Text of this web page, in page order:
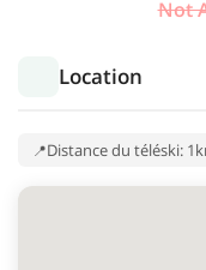
Not
Location
Distance du téléski: